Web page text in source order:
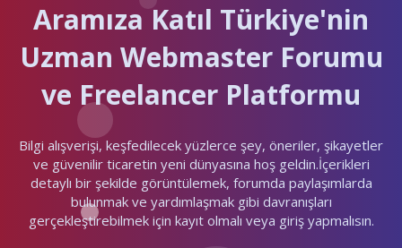
Aramıza Katıl Türkiye'nin
Uzman Webmaster Forumu
ve Freelancer Platformu
Bilgi alışverişi, keşfedilecek yüzlerce şey, öneriler, şikayetler
ve güvenilir ticaretin yeni dünyasına hoş geldin.İçerikleri
detaylı bir şekilde görüntülemek, forumda paylaşımlarda
bulunmak ve yardımlaşmak gibi davranışları
gerçekleştirebilmek için kayıt olmalı veya giriş yapmalısın.